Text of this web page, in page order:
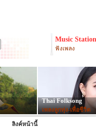
Music Station
ฟังเพลง
Thai Folksong
เพลงลูกทุ่ง-เพื่อชีวิต
ลิงค์หน้านี้